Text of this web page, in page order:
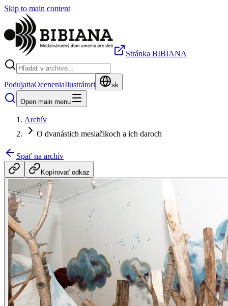
Skip to main content
Stránka BIBIANA
PodujatiaOceneniaIlustrátori sk
Open main menu
Archív
O dvanástich mesiačikoch a ich daroch
Späť na archív
Kopírovať odkaz